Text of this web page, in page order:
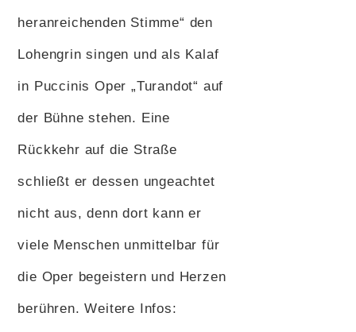
heranreichenden Stimme“ den
Lohengrin singen und als Kalaf
in Puccinis Oper „Turandot“ auf
der Bühne stehen. Eine
Rückkehr auf die Straße
schließt er dessen ungeachtet
nicht aus, denn dort kann er
viele Menschen unmittelbar für
die Oper begeistern und Herzen
berühren. Weitere Infos: